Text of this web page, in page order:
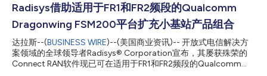
该功能负责媒体混合、转码以及双音多频(DTMF)信号检测等关键
任务。Unisys选择Radisys的Engage媒体服务器，是因为其能够在
虚拟化和基于云的部署中提供强大的性能。 Unisys企业计算解决方
案部解决方案管理副总裁Sean Tinney表示：“Radisys的Engage媒
体服务器的功能与我们的云战略相符，为我们提供了持续进行产品
创新和满足客户需求所需的性能与灵活性。Radisys的Engage媒体
服务器不仅提供我们的先进语音信箱服务所需的强大媒体处理能
Radisys借助适用于FR1和FR2频段的Qualcomm
Dragonwing FSM200平台扩充小基站产品组合
达拉斯--(BUSINESS WIRE)--(美国商业资讯)-- 开放式电信解决方
案领域的全球领导者Radisys® Corporation宣布，其屡获殊荣的
Connect RAN软件现已可在适用于FR1和FR2频段的Qualcomm